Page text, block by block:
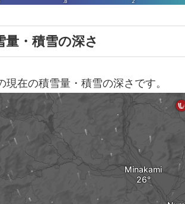
量・積雪の深さ
現在の積雪量・積雪の深さです。